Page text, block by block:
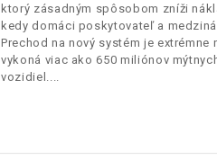
ktorý zásadným spôsobom zníži
kedy domáci poskytovateľ a
Prechod na nový systém je
vykoná viac ako 650 miliónov
vozidiel.